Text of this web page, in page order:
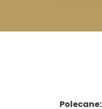
Polecane: